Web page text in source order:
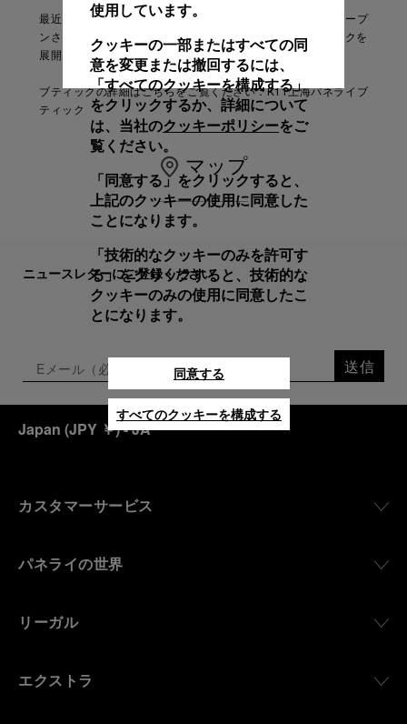
最近ではクアラルンプールと北京に新しいブティックをオープ
ンさせており、現在、パネライは世界各国に85のブティックを
展開しています。
ブティックの詳細はこちらをご覧ください：K11上海パネライブ
ティック
マップ
ニュースレターにご登録ください
送信
Japan (JPY ￥)- JA
カスタマーサービス
パネライの世界
リーガル
エクストラ
使用しています。
クッキーの一部またはすべての同
意を変更または撤回するには、
「すべてのクッキーを構成する」
をクリックするか、詳細について
は、当社のクッキーポリシーをご
覧ください。
「同意する」をクリックすると、
上記のクッキーの使用に同意した
ことになります。
「技術的なクッキーのみを許可す
る」をクリックすると、技術的な
クッキーのみの使用に同意したこ
とになります。
同意する
すべてのクッキーを構成する